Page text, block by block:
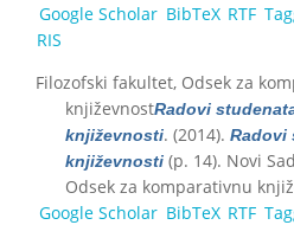
Google Scholar BibTeX RTF
RIS
Filozofski fakultet, Odsek za
književnostRadovi
književnosti. (2014). Radovi
književnosti (p. 14). Novi
Odsek za komparativnu
Google Scholar BibTeX RTF